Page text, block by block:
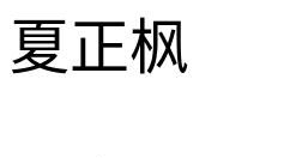
夏正枫